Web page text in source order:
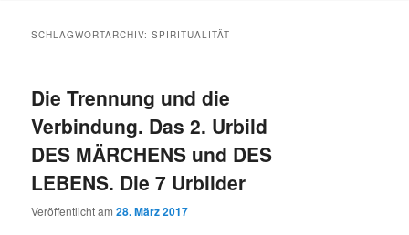
SCHLAGWORTARCHIV:SPIRITUALITÄT
Die Trennung und die
Verbindung. Das 2. Urbild
DES MÄRCHENS und DES
LEBENS. Die 7 Urbilder
Veröffentlicht am28. März 2017